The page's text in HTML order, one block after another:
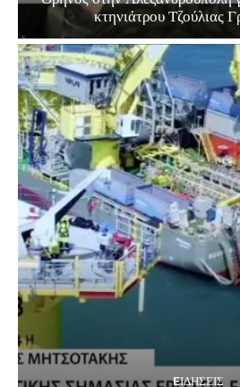
κτηνιάτρου Τζούλιας
EΙΔΗΣΕΙΣ